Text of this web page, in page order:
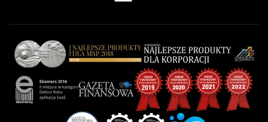
Baza wiedzyKontaktKalkulator odsetekMiastaPartnerzyFAQRegulaminOWU